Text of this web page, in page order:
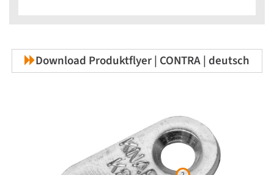
Download Produktflyer | CONTRA | deutsch